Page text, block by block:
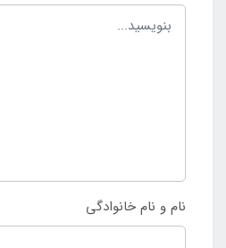
نام و نام خانوادگی